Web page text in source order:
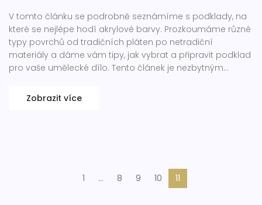
V tomto článku se podrobně seznámíme s podklady, na
které se nejlépe hodí akrylové barvy. Prozkoumáme různé
typy povrchů od tradičních pláten po netradiční
materiály a dáme vám tipy, jak vybrat a připravit podklad
pro vaše umělecké dílo. Tento článek je nezbytným
kteří chtějí maximálně využít své akrylové barvy.
Zobrazit více
1 … 8 9 10 11